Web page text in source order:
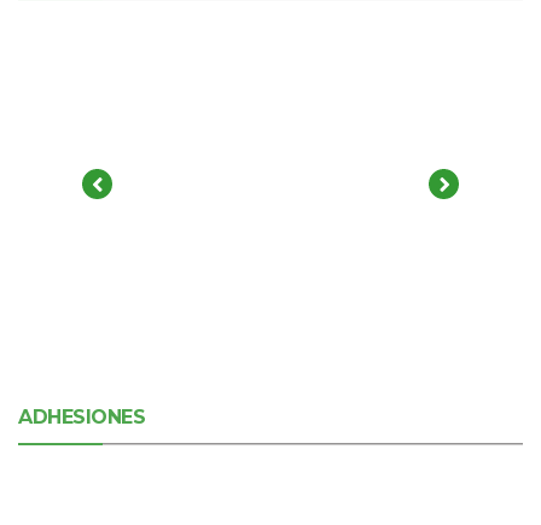
ADHESIONES